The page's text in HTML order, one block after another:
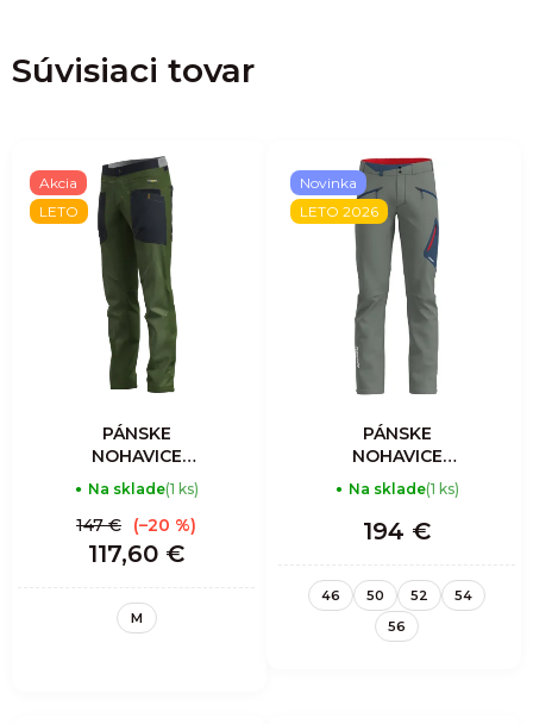
Súvisiaci tovar
Akcia
LETO
PÁNSKE
NOHAVICE
GULIVER LIGHT -
FOREST
Na sklade(1 ks)
117,60 €
147 € (–20 %)
M
Novinka
LETO 2026
PÁNSKE
NOHAVICE
RESOLUTION
LIGHT - SLATE
Na sklade(1 ks)
194 €
46 50 52
54
56